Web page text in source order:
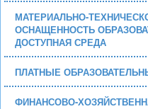
МАТЕРИАЛЬНО-
ОСНАЩЕННОСТЬ
ДОСТУПНАЯ СРЕДА
ПЛАТНЫЕ
ФИНАНСОВО-